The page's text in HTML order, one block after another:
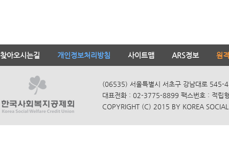
찾아오시는길 개인정보처리방침 사이트맵 ARS정보 원
(06535) 서울특별시 서초구 강남대로 545-
대표전화 : 02-3775-8899 팩스번호 : 적립
COPYRIGHT (C) 2015 BY KOREA SOCIAL